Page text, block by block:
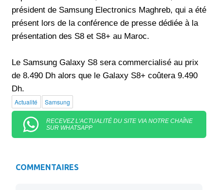
président de Samsung Electronics Maghreb, qui a été
présent lors de la conférence de presse dédiée à la
présentation des S8 et S8+ au Maroc.
Le Samsung Galaxy S8 sera commercialisé au prix
de 8.490 Dh alors que le Galaxy S8+ coûtera 9.490
Dh.
Actualité Samsung
RECEVEZ L'ACTUALITÉ DU SITE VIA NOTRE CHAÎNE
SUR WHATSAPP
COMMENTAIRES